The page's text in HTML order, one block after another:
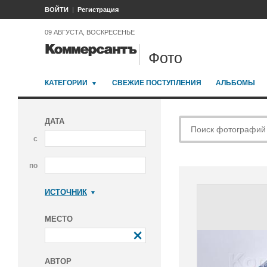
ВОЙТИ Регистрация
09 АВГУСТА, ВОСКРЕСЕНЬЕ
Фото
КАТЕГОРИИ СВЕЖИЕ ПОСТУПЛЕНИЯ АЛЬБОМЫ
ДАТА
с
по
ИСТОЧНИК
МЕСТО
АВТОР